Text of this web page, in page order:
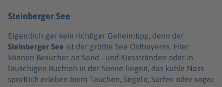
Steinberger See
Eigentlich gar kein richtiger Geheimtipp, denn der
Steinberger See ist der größte See Ostbayerns. Hier
können Besucher an Sand - und Kiesstränden oder in
lauschigen Buchten in der Sonne liegen, das kühle Nass
sportlich erleben beim Tauchen, Segeln, Surfen oder sogar